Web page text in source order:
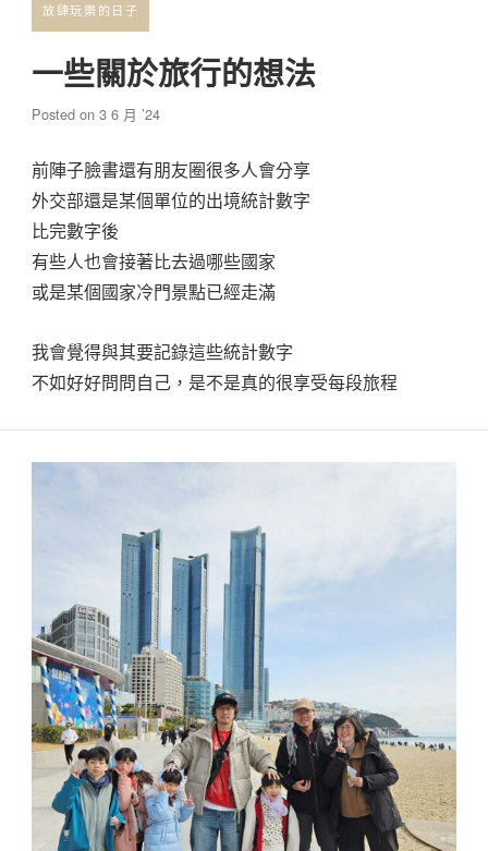
放肆玩樂的日子
一些關於旅行的想法
Posted on3 6 月 ’24
前陣子臉書還有朋友圈很多人會分享
外交部還是某個單位的出境統計數字
比完數字後
有些人也會接著比去過哪些國家
或是某個國家冷門景點已經走滿
我會覺得與其要記錄這些統計數字
不如好好問問自己，是不是真的很享受每段旅程